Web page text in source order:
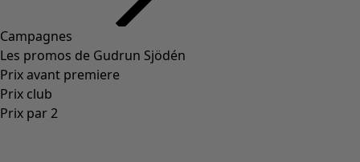
Campagnes
Les promos de Gudrun Sjödén
Prix avant premiere
Prix club
Prix par 2